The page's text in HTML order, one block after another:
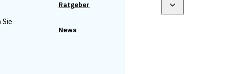
Ratgeber
News
Sie